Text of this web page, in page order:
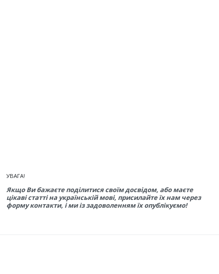
УВАГА!
Якщо Ви бажаєте поділитися своїм досвідом, або маєте
цікаві статті на українській мові, присилайте їх нам через
форму контакти, і ми із задоволенням їх опублікуємо!